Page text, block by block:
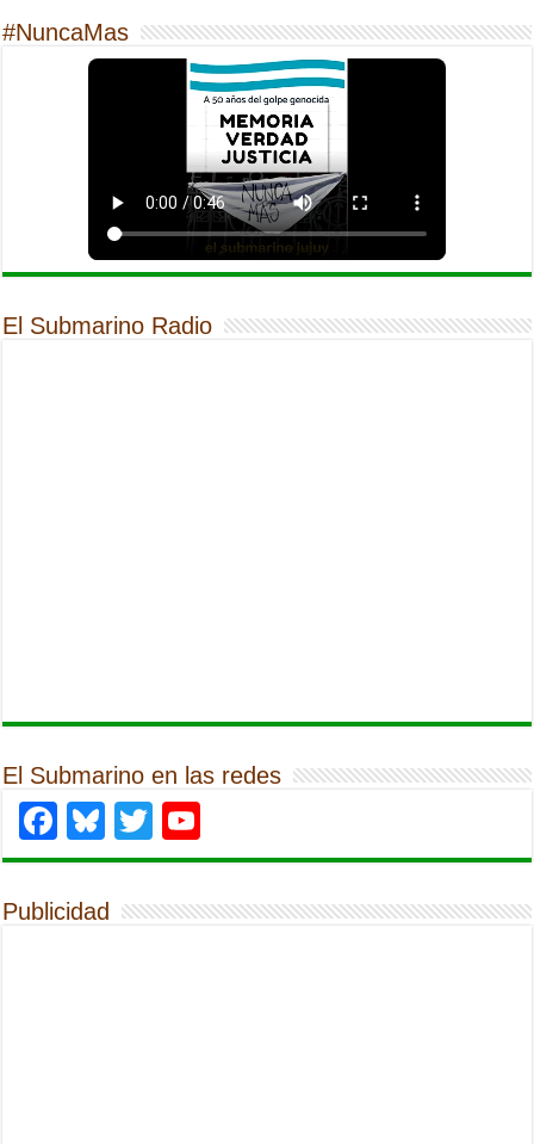
#NuncaMas
El Submarino Radio
El Submarino en las redes
Facebook
Bluesky
Twitter
Publicidad